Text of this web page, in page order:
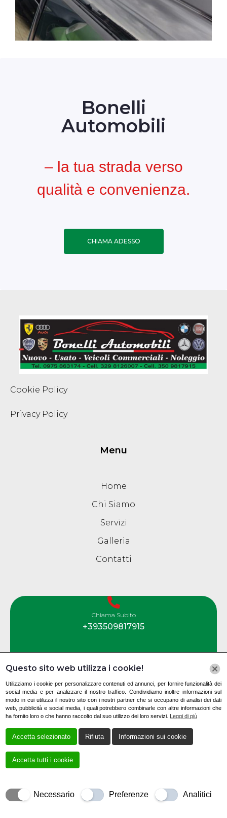
Bonelli
Automobili
– la tua strada verso
qualità e convenienza.
CHIAMA ADESSO
Cookie Policy
Privacy Policy
Menu
Home
Chi Siamo
Servizi
Galleria
Contatti
Chiama Subito
+393509817915
Via Nazionale, 100, 84030 Montesano sulla
+393509817915
bonelliautomobili@tiscali.it
Questo sito web utilizza i cookie!
Utilizziamo i cookie per personalizzare contenuti ed annunci, per fornire funzionalità dei
social media e per analizzare il nostro traffico. Condividiamo inoltre informazioni sul
modo in cui utilizza il nostro sito con i nostri partner che si occupano di analisi dei dati
web, pubblicità e social media, i quali potrebbero combinarle con altre informazioni che
ha fornito loro o che hanno raccolto dal suo utilizzo dei loro servizi. Leggi di più
Accetta selezionato Rifiuta Informazioni sui cookie
Accetta tutti i cookie
Necessario Preferenze Analitici